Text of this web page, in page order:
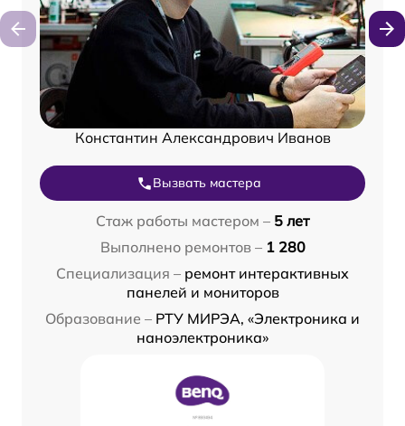
Константин Александрович Иванов
Вызвать мастера
Стаж работы мастером – 5 лет
Выполнено ремонтов – 1 280
Специализация – ремонт интерактивных
панелей и мониторов
Образование – РТУ МИРЭА, «Электроника и
наноэлектроника»